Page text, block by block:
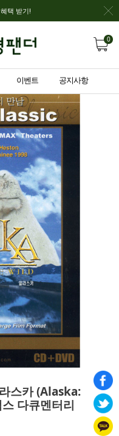
택 받기!
0
이벤트 공지사항
스카 (Alaska:
다큐멘터리